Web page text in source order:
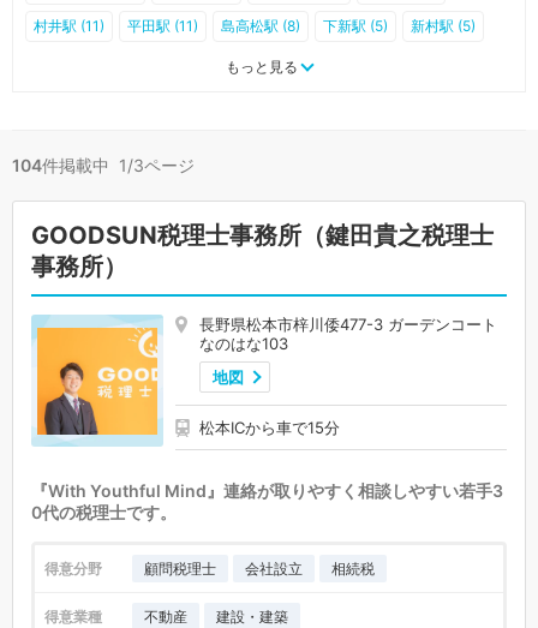
村井駅 (11) 平田駅 (11) 島高松駅 (8) 下新駅 (5) 新村駅 (5)
三溝駅 (4) 森口駅 (2)
もっと見る
104件掲載中 1/3ページ
GOODSUN税理士事務所（鍵田貴之税理士
事務所）
長野県松本市梓川倭477-3 ガーデンコート
なのはな103
地図
松本ICから車で15分
『With Youthful Mind』連絡が取りやすく相談しやすい若手3
0代の税理士です。
得意分野 顧問税理士 会社設立 相続税
得意業種 不動産 建設・建築